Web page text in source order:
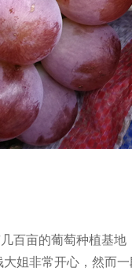
百亩的葡萄种植基
姐非常开心，然而